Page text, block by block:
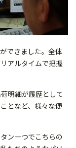
できました。全体
アルタイムで把握
明細が履歴として
となど、様々な便
ン一つでこちらの